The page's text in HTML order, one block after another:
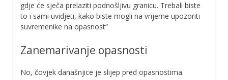
gdje će sječa prelaziti podnošljivu granicu. Trebali biste
to i sami uvidjeti, kako biste mogli na vrijeme upozoriti
suvremenike na opasnost”
Zanemarivanje opasnosti
No, čovjek današnjice je slijep pred opasnostima.